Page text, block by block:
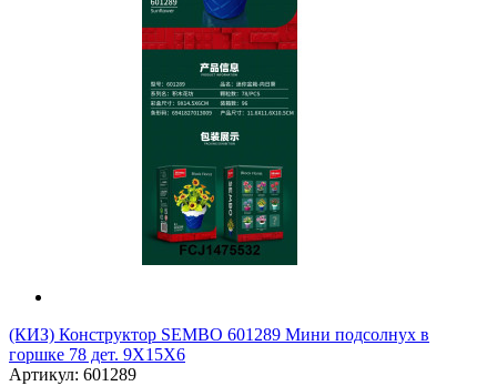
(КИЗ) Конструктор SEMBO 601289 Мини подсолнух в
горшке 78 дет. 9X15X6
Артикул: 601289